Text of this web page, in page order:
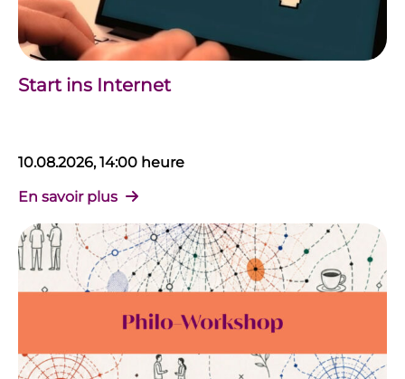
Start ins Internet
10.08.2026, 14:00 heure
En savoir plus